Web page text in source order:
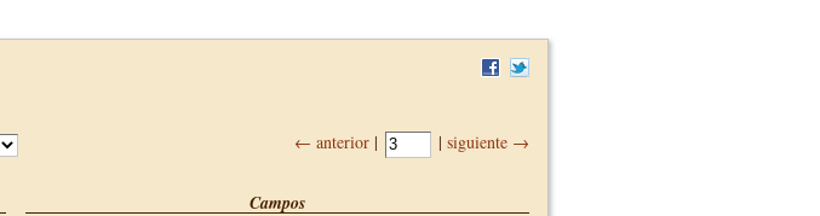
← anterior | | siguiente →
Campos